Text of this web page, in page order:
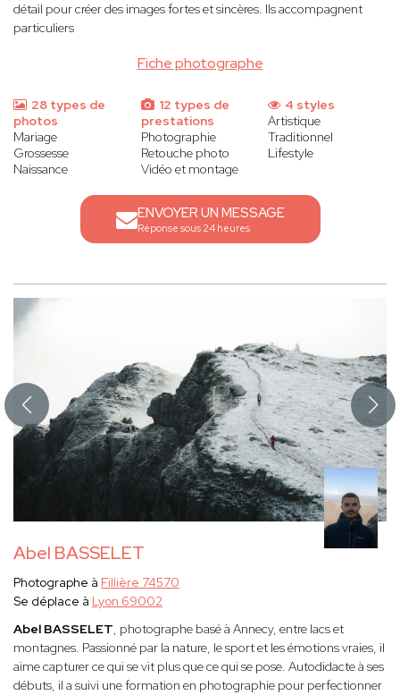
Fiche photographe
détail pour créer des images fortes et sincères. Ils accompagnent
particuliers
28 types de
photos
Mariage
Grossesse
Naissance
12 types de
prestations
Photographie
Retouche photo
Vidéo et montage
4 styles
Artistique
Traditionnel
Lifestyle
ENVOYER UN MESSAGE
Réponse sous 24 heures
Abel BASSELET
Photographe à Fillière 74570
Se déplace à Lyon 69002
Abel BASSELET, photographe basé à Annecy, entre lacs et
montagnes. Passionné par la nature, le sport et les émotions vraies, il
aime capturer ce qui se vit plus que ce qui se pose. Autodidacte à ses
débuts, il a suivi une formation en photographie pour perfectionner